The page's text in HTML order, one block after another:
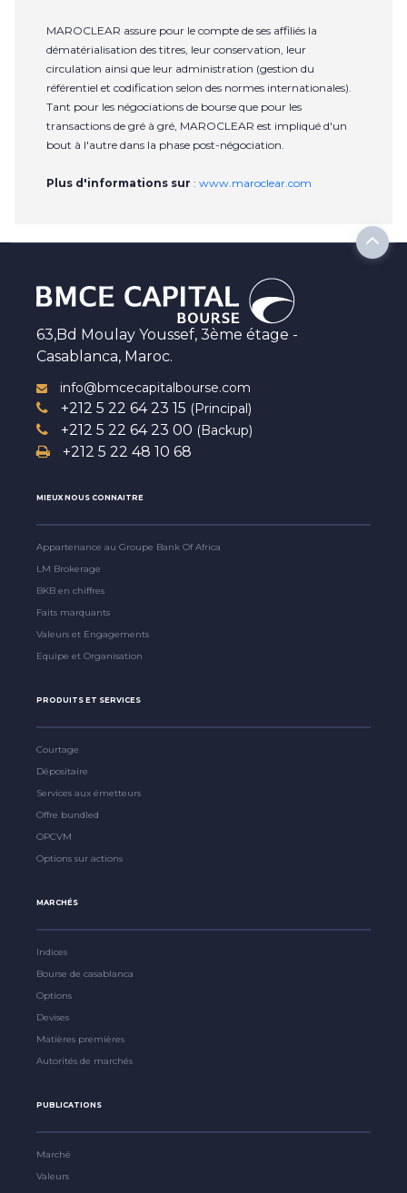
MAROCLEAR assure pour le compte de ses affiliés la
dématérialisation des titres, leur conservation, leur
circulation ainsi que leur administration (gestion du
référentiel et codification selon des normes internationales).
Tant pour les négociations de bourse que pour les
transactions de gré à gré, MAROCLEAR est impliqué d'un
bout à l'autre dans la phase post-négociation.
Plus d'informations sur : www.maroclear.com
63,Bd Moulay Youssef, 3ème étage -
Casablanca, Maroc.
info@bmcecapitalbourse.com
+212 5 22 64 23 15 (Principal)
+212 5 22 64 23 00 (Backup)
+212 5 22 48 10 68
MIEUX NOUS CONNAITRE
Appartenance au Groupe Bank Of Africa
LM Brokerage
BKB en chiffres
Faits marquants
Valeurs et Engagements
Equipe et Organisation
PRODUITS ET SERVICES
Courtage
Dépositaire
Services aux émetteurs
Offre bundled
OPCVM
Options sur actions
MARCHÉS
Indices
Bourse de casablanca
Options
Devises
Matières premières
Autorités de marchés
PUBLICATIONS
Marché
Valeurs